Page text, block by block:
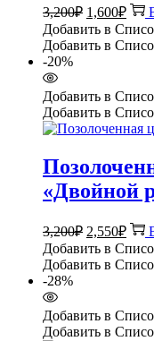
3,200₽
цена
составляла
1,600₽
Добавить в
Добавить в
-20%
Добавить в
Добавить в
«Двойной
3,200₽
цена
составляла
2,550₽
Добавить в
Добавить в
-28%
Добавить в
Добавить в